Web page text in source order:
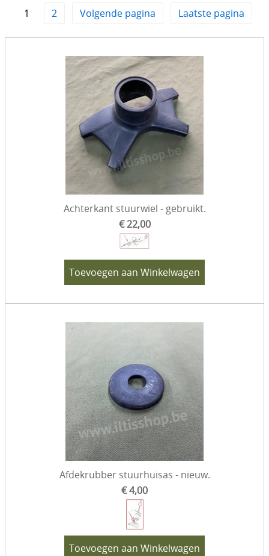
Interieur
Koelsysteem
Onderhoud
Remmen & toebehoren
Onderstel / Ophanging
Uitlaat & toebehoren
Stuurinrichting
Opbouw / extrieur
Banden & Velgen
Verf & toebehoren
Sets
Eenmalige aanbiedingen
VW 181 - Kübel
1 2 Volgende pagina Laatste pagina
Achterkant stuurwiel - gebruikt.
€ 22,00
Toevoegen aan Winkelwagen
Afdekrubber stuurhuisas - nieuw.
€ 4,00
Toevoegen aan Winkelwagen